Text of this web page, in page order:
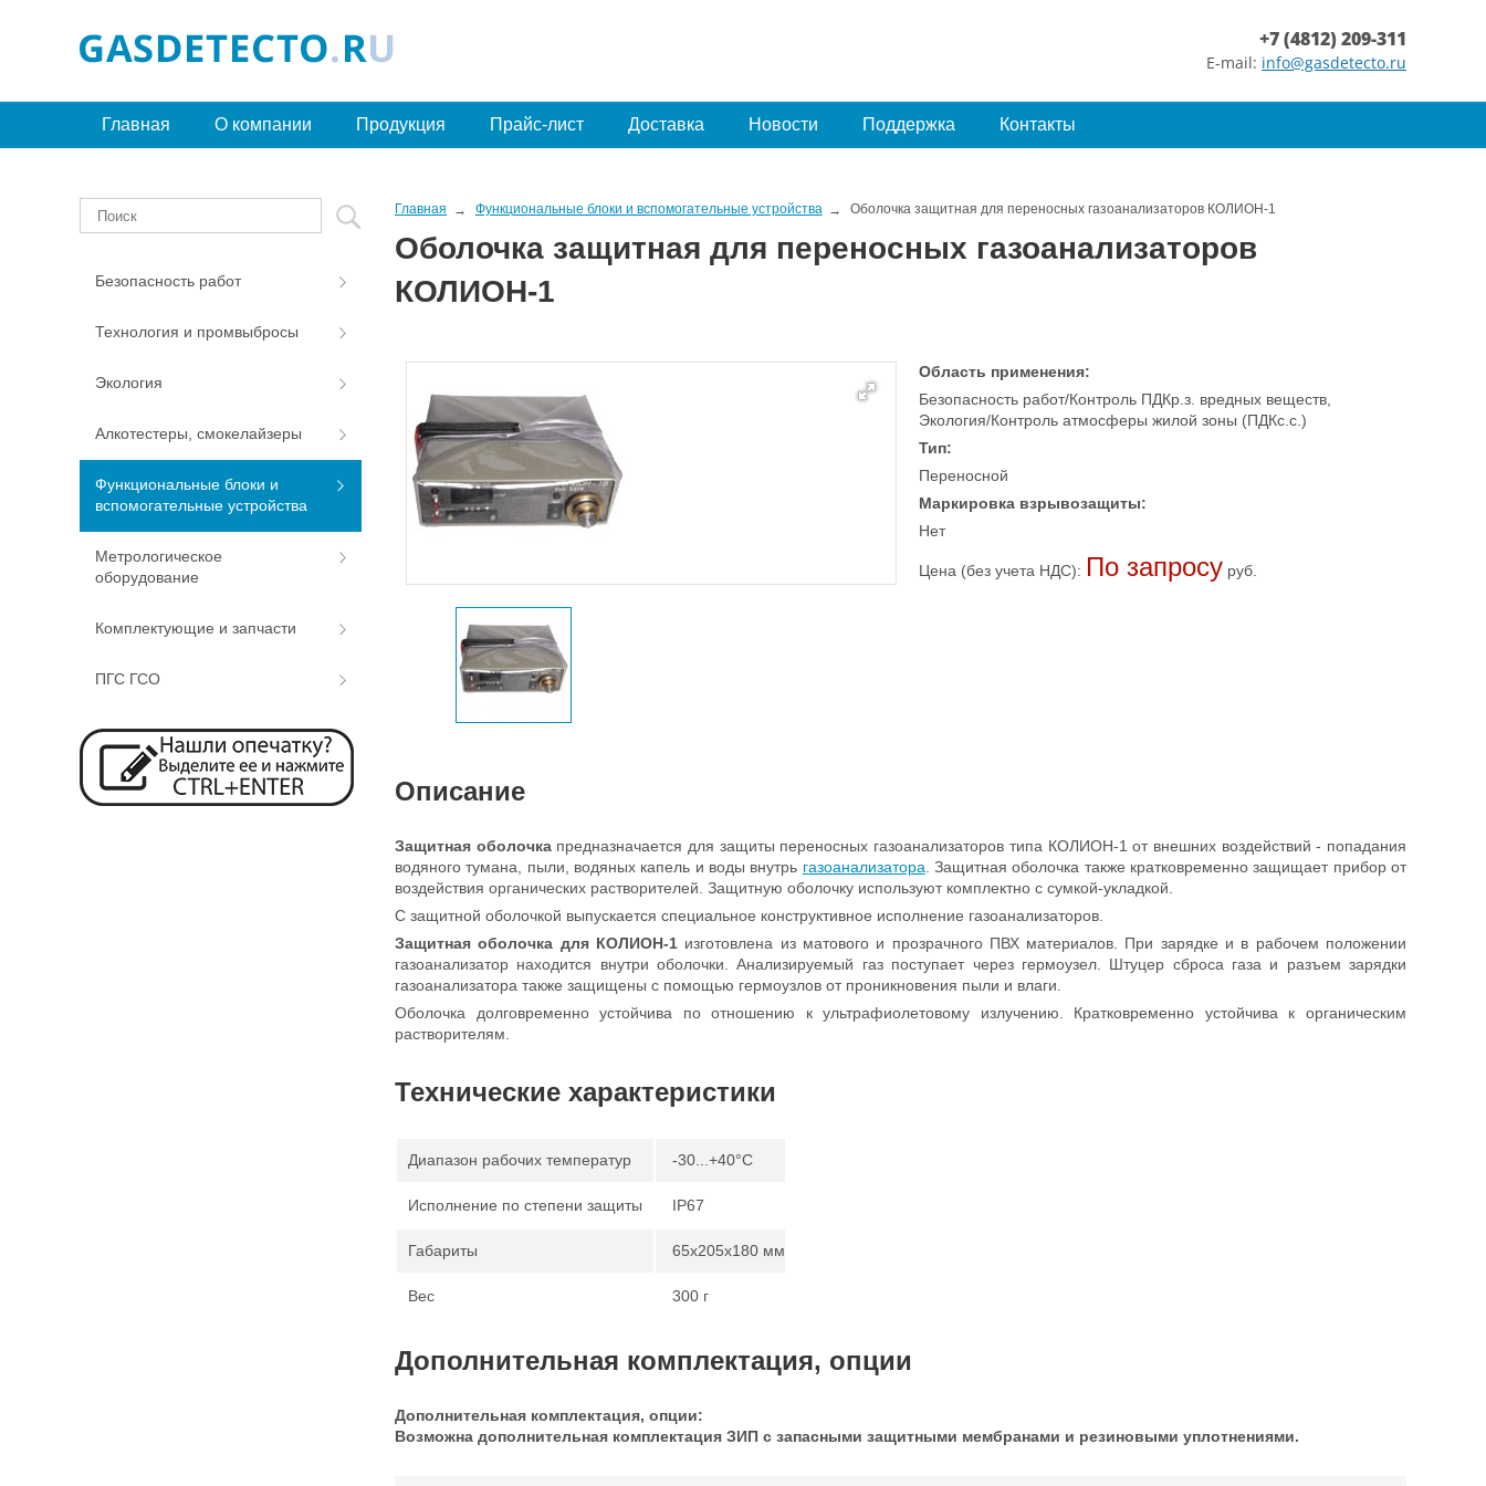
+7 (4812) 209-311
E-mail: info@gasdetecto.ru
Главная О компании Продукция Прайс-лист Доставка Новости Поддержка Контакты
Главная Функциональные блоки и вспомогательные устройства Оболочка защитная для переносных газоанализаторов КОЛИОН-1
Оболочка защитная для переносных газоанализаторов
КОЛИОН-1
Область применения:
Безопасность работ/Контроль ПДКр.з. вредных веществ,
Экология/Контроль атмосферы жилой зоны (ПДКс.с.)
Тип:
Переносной
Маркировка взрывозащиты:
Нет
Цена (без учета НДС): По запросу руб.
Описание
Защитная оболочка предназначается для защиты переносных газоанализаторов типа КОЛИОН-1 от внешних воздействий - попадания
водяного тумана, пыли, водяных капель и воды внутрь газоанализатора . Защитная оболочка также кратковременно защищает прибор от
воздействия органических растворителей. Защитную оболочку используют комплектно с сумкой-укладкой.
С защитной оболочкой выпускается специальное конструктивное исполнение газоанализаторов.
Защитная оболочка для КОЛИОН-1 изготовлена из матового и прозрачного ПВХ материалов. При зарядке и в рабочем положении
газоанализатор находится внутри оболочки. Анализируемый газ поступает через гермоузел. Штуцер сброса газа и разъем зарядки
газоанализатора также защищены с помощью гермоузлов от проникновения пыли и влаги.
Оболочка долговременно устойчива по отношению к ультрафиолетовому излучению. Кратковременно устойчива к органическим
растворителям.
Технические характеристики
Диапазон рабочих температур -30...+40°С
Исполнение по степени защиты IP67
Габариты 65x205x180 мм
Вес 300 г
Дополнительная комплектация, опции
Дополнительная комплектация, опции:
Возможна дополнительная комплектация ЗИП с запасными защитными мембранами и резиновыми уплотнениями.
Безопасность работ
Технология и промвыбросы
Экология
Алкотестеры, смокелайзеры
Функциональные блоки и
вспомогательные устройства
Метрологическое
оборудование
Комплектующие и запчасти
ПГС ГСО